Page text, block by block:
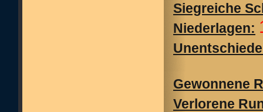
Siegreiche
Niederlagen:
Gewonnene
Verlorene